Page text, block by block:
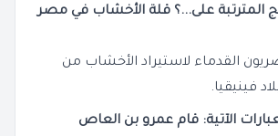
المترتبة على...؟ قلة الأخشاب في مصر
القدماء لاستيراد الأخشاب من
فينيقيا.
الآتية: قام عمرو بن العاص